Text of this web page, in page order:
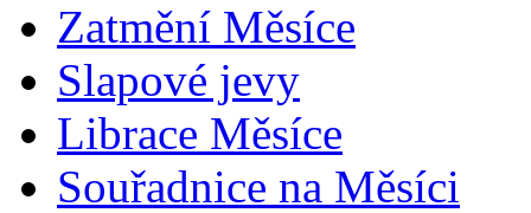
Zatmění Měsíce
Slapové jevy
Librace Měsíce
Souřadnice na Měsíci